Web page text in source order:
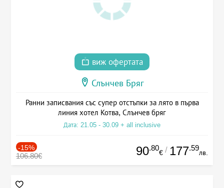
виж офертата
Слънчев Бряг
Ранни записвания със супер отстъпки за лято в първа
линия хотел Котва, Слънчев бряг
Дата: 21.05 - 30.09 + all inclusive
-15%
106.80€ 90.80
€ / 177.59
лв.